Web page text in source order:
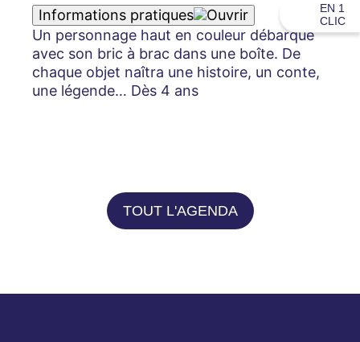
Informations pratiques
Un personnage haut en couleur débarque
avec son bric à brac dans une boîte. De
chaque objet naîtra une histoire, un conte,
une légende… Dès 4 ans
TOUT L'AGENDA
EN 1
CLIC